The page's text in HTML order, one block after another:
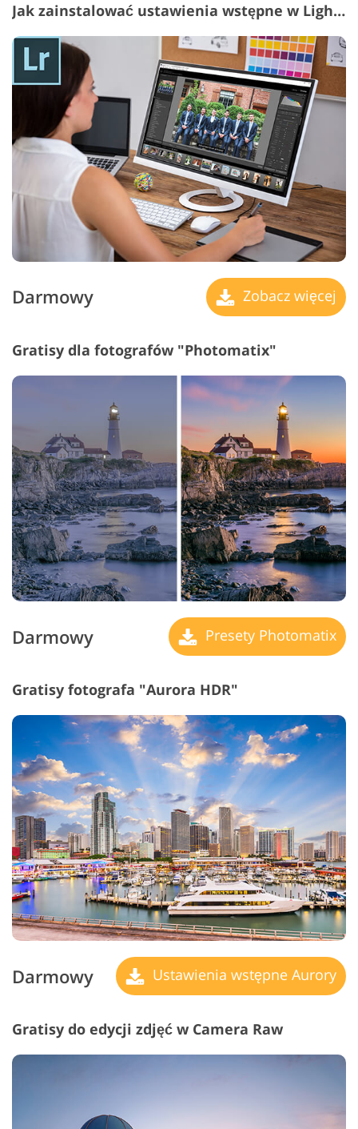
Jak zainstalować ustawienia wstępne w Lightroom?
Darmowy Zobacz więcej
Gratisy dla fotografów "Photomatix"
Darmowy Presety Photomatix
Gratisy fotografa "Aurora HDR"
Darmowy Ustawienia wstępne Aurory
Gratisy do edycji zdjęć w Camera Raw